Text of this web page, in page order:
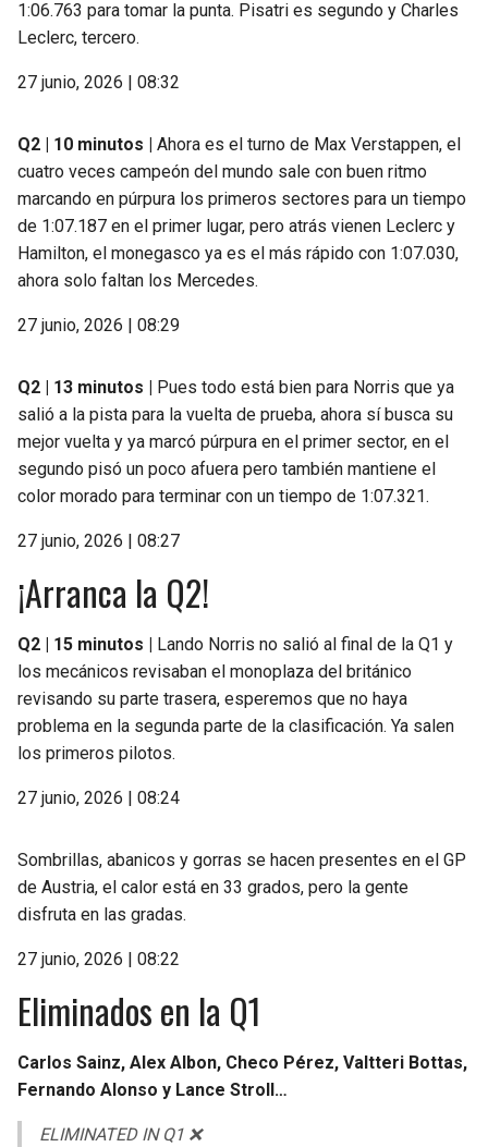
1:06.763 para tomar la punta. Pisatri es segundo y Charles
Leclerc, tercero.
27 junio, 2026 | 08:32
Q2 | 10 minutos |
Ahora es el turno de Max Verstappen, el
cuatro veces campeón del mundo sale con buen ritmo
marcando en púrpura los primeros sectores para un tiempo
de 1:07.187 en el primer lugar, pero atrás vienen Leclerc y
Hamilton, el monegasco ya es el más rápido con 1:07.030,
ahora solo faltan los Mercedes.
27 junio, 2026 | 08:29
Q2 | 13 minutos |
Pues todo está bien para Norris que ya
salió a la pista para la vuelta de prueba, ahora sí busca su
mejor vuelta y ya marcó púrpura en el primer sector, en el
segundo pisó un poco afuera pero también mantiene el
color morado para terminar con un tiempo de 1:07.321.
27 junio, 2026 | 08:27
¡Arranca la Q2!
Q2 | 15 minutos |
Lando Norris no salió al final de la Q1 y
los mecánicos revisaban el monoplaza del británico
revisando su parte trasera, esperemos que no haya
problema en la segunda parte de la clasificación. Ya salen
los primeros pilotos.
27 junio, 2026 | 08:24
Sombrillas, abanicos y gorras se hacen presentes en el GP
de Austria, el calor está en 33 grados, pero la gente
disfruta en las gradas.
27 junio, 2026 | 08:22
Eliminados en la Q1
Carlos Sainz, Alex Albon, Checo Pérez, Valtteri Bottas,
Fernando Alonso y Lance Stroll…
ELIMINATED IN Q1 ❌